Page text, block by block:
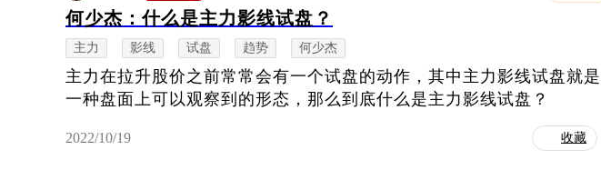
何少杰：什么是主力影线试盘？
主力 影线 试盘 趋势 何少杰
主力在拉升股价之前常常会有一个试盘的动作，其中主力影线试盘就是
一种盘面上可以观察到的形态，那么到底什么是主力影线试盘？
2022/10/19 收藏